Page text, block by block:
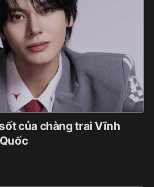
của chàng trai Vĩnh